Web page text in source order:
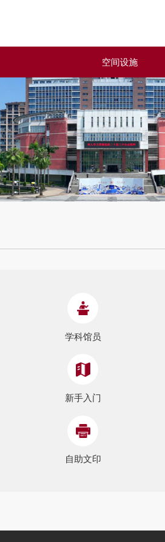
空间设施
学科馆员
新手入门
自助文印